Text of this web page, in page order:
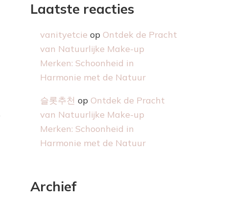
Laatste reacties
vanityetcie op Ontdek de Pracht
van Natuurlijke Make-up
Merken: Schoonheid in
Harmonie met de Natuur
슬롯추천 op Ontdek de Pracht
van Natuurlijke Make-up
Merken: Schoonheid in
Harmonie met de Natuur
Archief